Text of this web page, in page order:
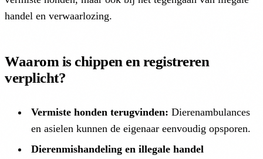
handel en verwaarlozing.
Waarom is chippen en registreren
verplicht?
Vermiste honden terugvinden: Dierenambulances
en asielen kunnen de eigenaar eenvoudig opsporen.
Dierenmishandeling en illegale handel